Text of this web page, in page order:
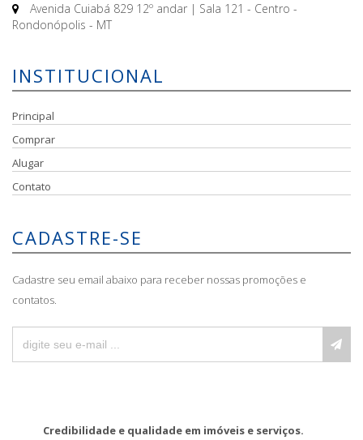
Avenida Cuiabá 829 12º andar | Sala 121 - Centro -
Rondonópolis - MT
INSTITUCIONAL
Principal
Comprar
Alugar
Contato
CADASTRE-SE
Cadastre seu email abaixo para receber nossas promoções e
contatos.
Credibilidade e qualidade em imóveis e serviços.